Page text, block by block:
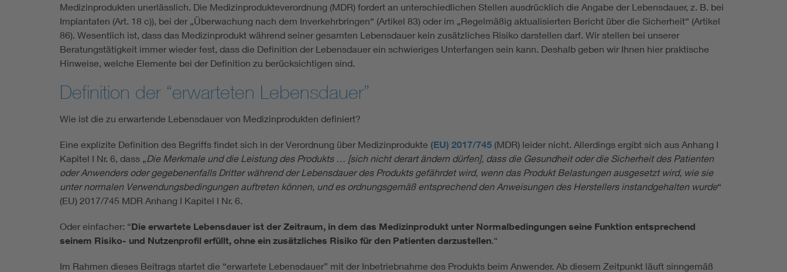
Medizinprodukten unerlässlich. Die Medizinprodukteverordnung (MDR) fordert an unterschiedlichen Stellen ausdrücklich die Angabe der Lebensdauer, z. B. bei
Implantaten (Art. 18 c)), bei der „Überwachung nach dem Inverkehrbringen“ (Artikel 83) oder im „Regelmäßig aktualisierten Bericht über die Sicherheit“ (Artikel
86). Wesentlich ist, dass das Medizinprodukt während seiner gesamten Lebensdauer kein zusätzliches Risiko darstellen darf. Wir stellen bei unserer
Beratungstätigkeit immer wieder fest, dass die Definition der Lebensdauer ein schwieriges Unterfangen sein kann. Deshalb geben wir Ihnen hier praktische
Hinweise, welche Elemente bei der Definition zu berücksichtigen sind.
Definition der “erwarteten Lebensdauer”
Wie ist die zu erwartende Lebensdauer von Medizinprodukten definiert?
Eine explizite Definition des Begriffs findet sich in der Verordnung über Medizinprodukte (EU) 2017/745 (MDR) leider nicht. Allerdings ergibt sich aus Anhang I
Kapitel I Nr. 6, dass „Die Merkmale und die Leistung des Produkts … [sich nicht derart ändern dürfen], dass die Gesundheit oder die Sicherheit des Patienten
oder Anwenders oder gegebenenfalls Dritter während der Lebensdauer des Produkts gefährdet wird, wenn das Produkt Belastungen ausgesetzt wird, wie sie
unter normalen Verwendungsbedingungen auftreten können, und es ordnungsgemäß entsprechend den Anweisungen des Herstellers instandgehalten wurde“
(EU) 2017/745 MDR Anhang I Kapitel I Nr. 6.
Oder einfacher: “Die erwartete Lebensdauer ist der Zeitraum, in dem das Medizinprodukt unter Normalbedingungen seine Funktion entsprechend
seinem Risiko- und Nutzenprofil erfüllt, ohne ein zusätzliches Risiko für den Patienten darzustellen.“
Im Rahmen dieses Beitrags startet die “erwartete Lebensdauer” mit der Inbetriebnahme des Produkts beim Anwender. Ab diesem Zeitpunkt läuft sinngemäß